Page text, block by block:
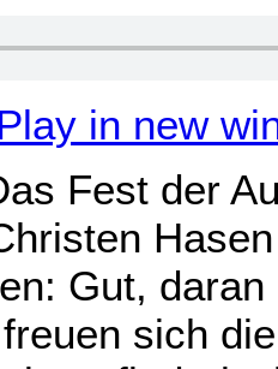
in new
Fest der
Gut,
sich